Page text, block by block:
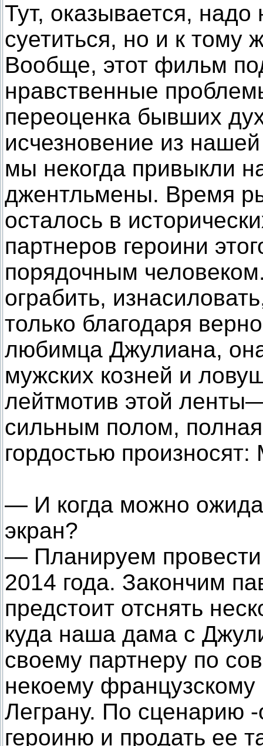
Тут, оказывается,
суетиться, но и к тому
Вообще, этот фильм
нравственные
переоценка бывших
исчезновение из
мы некогда привыкли
джентльмены. Время
осталось в
партнеров героини
порядочным
ограбить,
только благодаря
любимца Джулиана,
мужских козней и
лейтмотив этой
сильным полом,
гордостью
— И когда можно
экран?
— Планируем
2014 года. Закончим
предстоит отснять
куда наша дама с
своему партнеру по
некоему
Леграну. По сценарию
героиню и продать ее